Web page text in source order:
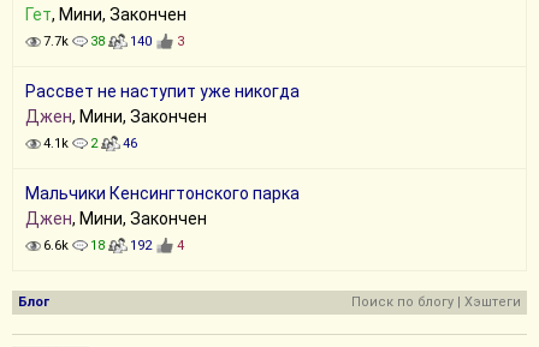
Гет, Мини, Закончен
7.7k 38 140 3
Рассвет не наступит уже никогда
Джен, Мини, Закончен
4.1k 2 46
Мальчики Кенсингтонского парка
Джен, Мини, Закончен
6.6k 18 192 4
Блог Поиск по блогу | Хэштеги